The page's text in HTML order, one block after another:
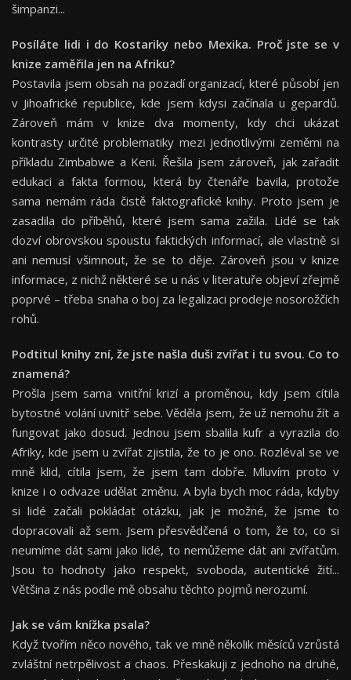
šimpanzi...
Posíláte lidi i do Kostariky nebo Mexika. Proč jste se v
knize zaměřila jen na Afriku?
Postavila jsem obsah na pozadí organizací, které působí jen
v Jihoafrické republice, kde jsem kdysi začínala u gepardů.
Zároveň mám v knize dva momenty, kdy chci ukázat
kontrasty určité problematiky mezi jednotlivými zeměmi na
příkladu Zimbabwe a Keni. Řešila jsem zároveň, jak zařadit
edukaci a fakta formou, která by čtenáře bavila, protože
sama nemám ráda čistě faktografické knihy. Proto jsem je
zasadila do příběhů, které jsem sama zažila. Lidé se tak
dozví obrovskou spoustu faktických informací, ale vlastně si
ani nemusí všimnout, že se to děje. Zároveň jsou v knize
informace, z nichž některé se u nás v literatuře objeví zřejmě
poprvé – třeba snaha o boj za legalizaci prodeje nosorožčích
rohů.
Podtitul knihy zní, že jste našla duši zvířat i tu svou. Co to
znamená?
Prošla jsem sama vnitřní krizí a proměnou, kdy jsem cítila
bytostné volání uvnitř sebe. Věděla jsem, že už nemohu žít a
fungovat jako dosud. Jednou jsem sbalila kufr a vyrazila do
Afriky, kde jsem u zvířat zjistila, že to je ono. Rozléval se ve
mně klid, cítila jsem, že jsem tam dobře. Mluvím proto v
knize i o odvaze udělat změnu. A byla bych moc ráda, kdyby
si lidé začali pokládat otázku, jak je možné, že jsme to
dopracovali až sem. Jsem přesvědčená o tom, že to, co si
neumíme dát sami jako lidé, to nemůžeme dát ani zvířatům.
Jsou to hodnoty jako respekt, svoboda, autentické žití...
Většina z nás podle mě obsahu těchto pojmů nerozumí.
Jak se vám knížka psala?
Když tvořím něco nového, tak ve mně několik měsíců vzrůstá
zvláštní netrpělivost a chaos. Přeskakuji z jednoho na druhé,